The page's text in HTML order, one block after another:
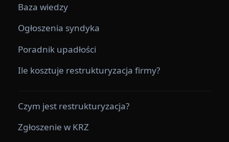
Baza wiedzy
Ogłoszenia syndyka
Poradnik upadłości
Ile kosztuje restrukturyzacja firmy?
Czym jest restrukturyzacja?
Zgłoszenie w KRZ